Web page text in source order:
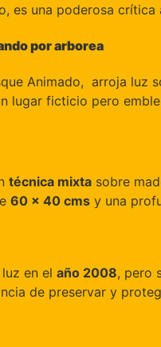
es una poderosa
por arborea
Animado, arroja luz
lugar ficticio pero
técnica mixta sobre
60 x 40 cms y una
en el año 2008, pero
de preservar y